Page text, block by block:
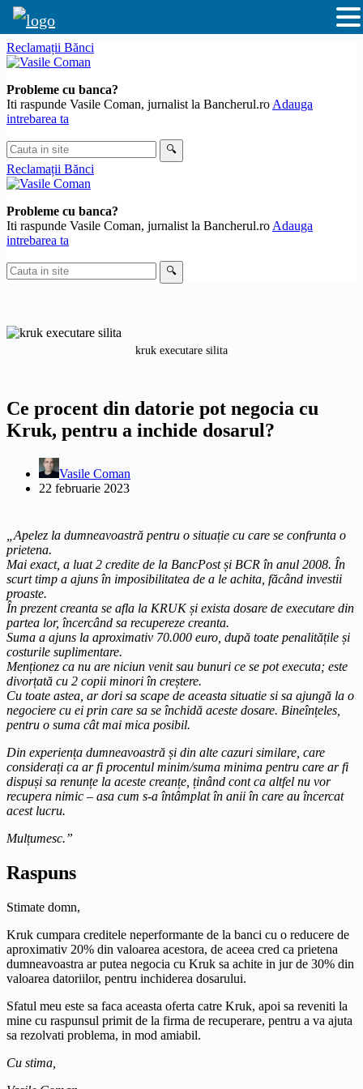
Sari
la
Reclamații Bănci
Probleme cu banca?
Iti raspunde Vasile Coman, jurnalist la Bancherul.ro Adauga
intrebarea ta
Cauta
in
site
🔍
Reclamații Bănci
Probleme cu banca?
Iti raspunde Vasile Coman, jurnalist la Bancherul.ro Adauga
intrebarea ta
Cauta
in
🔍
kruk executare silita
Ce procent din datorie pot negocia cu
Kruk, pentru a inchide dosarul?
Vasile Coman
22 februarie 2023
„Apelez la dumneavoastră pentru o situație cu care se confrunta o
prietena.
Mai exact, a luat 2 credite de la BancPost și BCR în anul 2008. În
scurt timp a ajuns în imposibilitatea de a le achita, făcând investii
proaste.
În prezent creanta se afla la KRUK și exista dosare de executare din
partea lor, încercând sa recupereze creanta.
Suma a ajuns la aproximativ 70.000 euro, după toate penalitățile și
costurile suplimentare.
Menționez ca nu are niciun venit sau bunuri ce se pot executa; este
divorțată cu 2 copii minori în creștere.
Cu toate astea, ar dori sa scape de aceasta situatie si sa ajungă la o
negociere cu ei prin care sa se închidă aceste dosare. Bineînțeles,
pentru o suma cât mai mica posibil.
Din experiența dumneavoastră și din alte cazuri similare, care
considerați ca ar fi procentul minim/suma minima pentru care ar fi
dispuși sa renunțe la aceste creanțe, ținând cont ca altfel nu vor
recupera nimic – asa cum s-a întâmplat în anii în care au încercat
acest lucru.
Mulțumesc.”
Raspuns
Stimate domn,
Kruk cumpara creditele neperformante de la banci cu o reducere de
aproximativ 20% din valoarea acestora, de aceea cred ca prietena
dumneavoastra ar putea negocia cu Kruk sa achite in jur de 30% din
valoarea datoriilor, pentru inchiderea dosarului.
Sfatul meu este sa faca aceasta oferta catre Kruk, apoi sa reveniti la
mine cu raspunsul primit de la firma de recuperare, pentru a va ajuta
sa rezolvati problema, in mod amiabil.
Cu stima,